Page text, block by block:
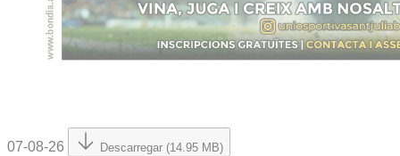
07-08-26 Descarregar (14.95 MB)